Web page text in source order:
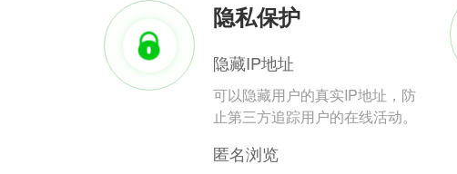
隐私保护
隐藏IP地址
可以隐藏用户的真实IP地址，防
止第三方追踪用户的在线活动。
匿名浏览